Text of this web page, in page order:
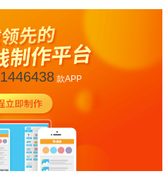
1446438款APP